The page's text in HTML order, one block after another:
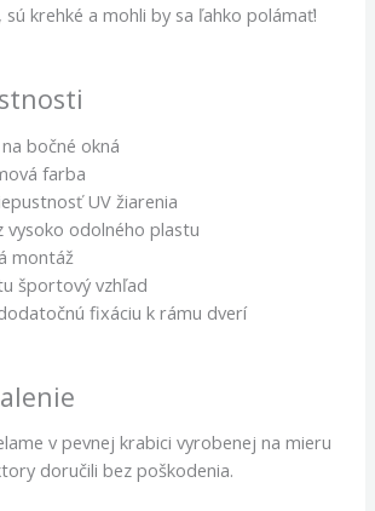
sú krehké a mohli by sa ľahko polámať!
bočné okná
farba
UV žiarenia
vysoko odolného plastu
montáž
športový vzhľad
fixáciu k rámu dverí
v pevnej krabici vyrobenej na mieru
doručili bez poškodenia.